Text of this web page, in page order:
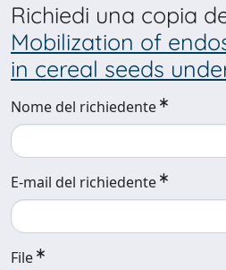
Richiedi una copia
Mobilization of
in cereal seeds
Nome del richiedente
E-mail del richiedente
File